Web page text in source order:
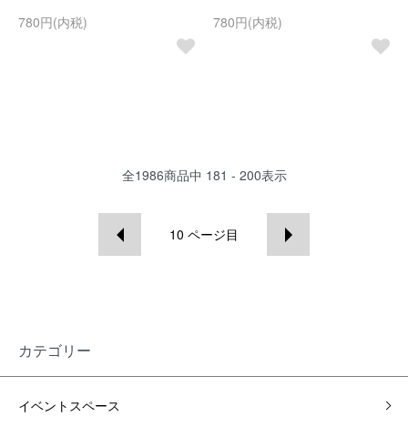
780円(内税)
780円(内税)
全1986商品中 181 - 200表示
10 ページ目
カテゴリー
イベントスペース